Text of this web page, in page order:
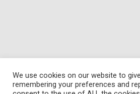
We use cookies on our website to
remembering your preferences and